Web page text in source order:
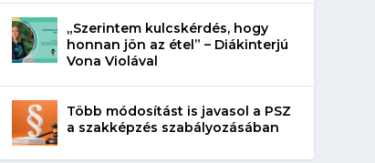
„Szerintem kulcskérdés, hogy
honnan jön az étel” – Diákinterjú
Vona Violával
Több módosítást is javasol a PSZ
a szakképzés szabályozásában